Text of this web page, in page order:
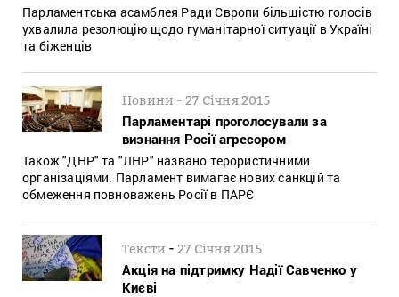
Парламентська асамблея Ради Європи більшістю голосів
ухвалила резолюцію щодо гуманітарної ситуації в Україні
та біженців
Новини -27 Січня 2015
Парламентарі проголосували за
визнання Росії агресором
Також "ДНР" та "ЛНР" названо терористичними
організаціями. Парламент вимагає нових санкцій та
обмеження повноважень Росії в ПАРЄ
Тексти -27 Січня 2015
Акція на підтримку Надії Савченко у
Києві